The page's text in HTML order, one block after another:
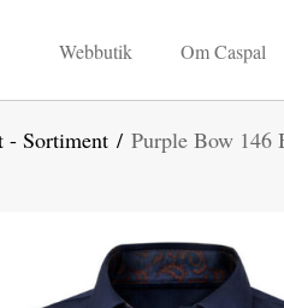
Webbutik Om Caspal
- Sortiment / Purple Bow 146